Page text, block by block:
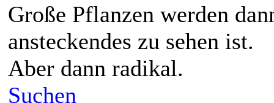
Große Pflanzen werden
ansteckendes zu sehen ist.
Aber dann radikal.
Suchen